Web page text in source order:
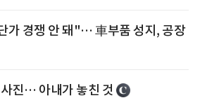
가 경쟁 안 돼"… 車부품 성지, 공장
진… 아내가 놓친 것